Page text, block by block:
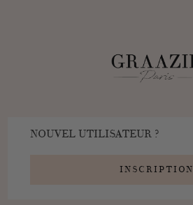
NOUVEL UTILISATEUR ?
INSCRIPTION